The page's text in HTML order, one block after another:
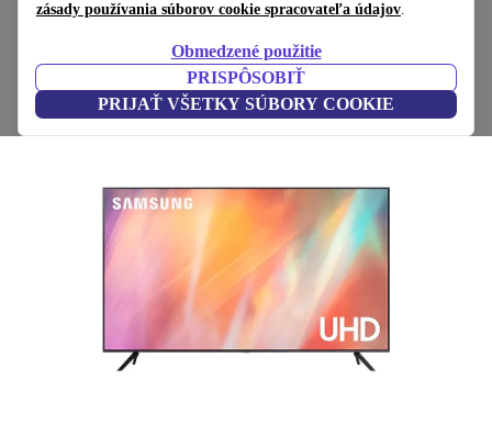
zásady používania súborov cookie spracovateľa údajov.
Obmedzené použitie
PRISPÔSOBIŤ
PRIJAŤ VŠETKY SÚBORY COOKIE
Samsung UE65AU7192 | 65"
Čierna
(Zbieranie recenzií)